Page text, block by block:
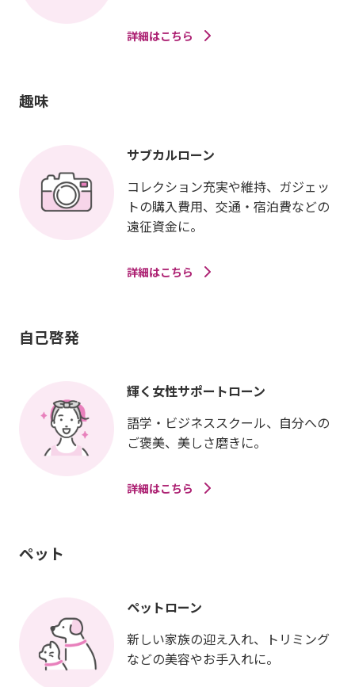
詳細はこちら
趣味
サブカルローン
コレクション充実や維持、ガジェッ
トの購入費用、交通・宿泊費などの
遠征資金に。
詳細はこちら
自己啓発
輝く女性サポートローン
語学・ビジネススクール、自分への
ご褒美、美しさ磨きに。
詳細はこちら
ペット
ペットローン
新しい家族の迎え入れ、トリミング
などの美容やお手入れに。